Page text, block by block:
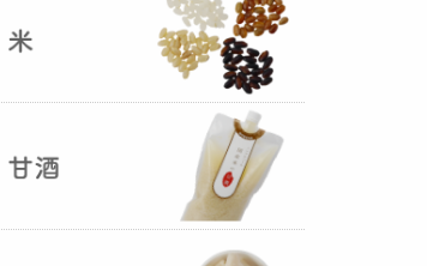
山形のさくらんぼをペーストにし
て、当店の生甘酒と合わせフレッ
シュな酸味の効いたさくらんぼ甘
が出来まし
た。
おたまやジャン 辛味噌発売！